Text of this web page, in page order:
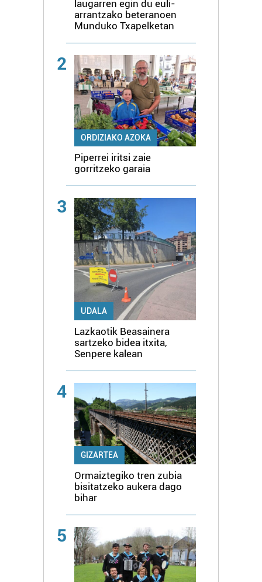
laugarren egin du euli-
arrantzako beteranoen
Munduko Txapelketan
2
ORDIZIAKO AZOKA
Piperrei iritsi zaie
gorritzeko garaia
3
UDALA
Lazkaotik Beasainera
sartzeko bidea itxita,
Senpere kalean
4
GIZARTEA
Ormaiztegiko tren zubia
bisitatzeko aukera dago
bihar
5